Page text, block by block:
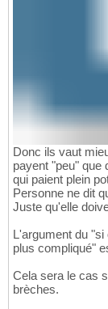
Donc ils vaut
payent "peu" que
qui paient plein
Personne ne dit
Juste qu'elle
L'argument du
plus compliqué"
Cela sera le cas
brèches.